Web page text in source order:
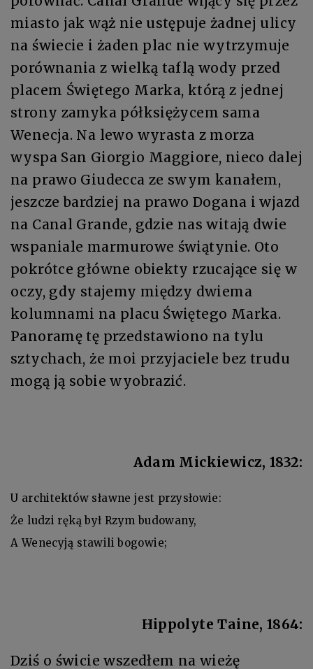
miasto jak wąż nie ustępuje żadnej ulicy
na świecie i żaden plac nie wytrzymuje
porównania z wielką taflą wody przed
placem Świętego Marka, którą z jednej
strony zamyka półksiężycem sama
Wenecja. Na lewo wyrasta z morza
wyspa San Giorgio Maggiore, nieco dalej
na prawo Giudecca ze swym kanałem,
jeszcze bardziej na prawo Dogana i wjazd
na Canal Grande, gdzie nas witają dwie
wspaniale marmurowe świątynie. Oto
pokrótce główne obiekty rzucające się w
oczy, gdy stajemy między dwiema
kolumnami na placu Świętego Marka.
Panoramę tę przedstawiono na tylu
sztychach, że moi przyjaciele bez trudu
mogą ją sobie wyobrazić.
Adam Mickiewicz, 1832:
U architektów sławne jest przysłowie:
Że ludzi ręką był Rzym budowany,
A Wenecyją stawili bogowie;
Hippolyte Taine, 1864:
Dziś o świcie wszedłem na wieżę